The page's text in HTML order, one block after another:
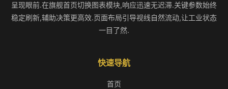
呈现眼前.在旗舰首页切换图表模块,响应迅速无迟滞.关键参数始终
稳定刷新,辅助决策更高效.页面布局引导视线自然流动,让工业状态
一目了然.
快速导航
首页